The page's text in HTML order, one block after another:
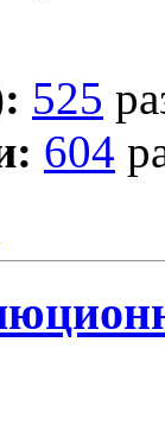
525
604